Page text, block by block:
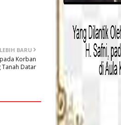
LEBIH BARU
Korban
Tanah Datar